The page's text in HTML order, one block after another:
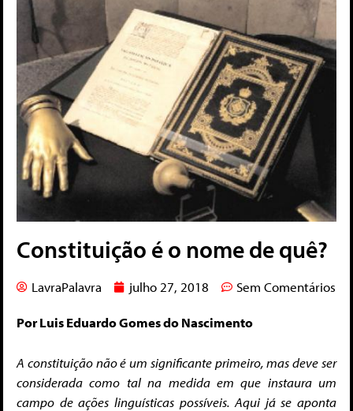
Constituição é o nome de quê?
LavraPalavra julho 27, 2018 Sem Comentários
Por Luis Eduardo Gomes do Nascimento
A constituição não é um significante primeiro, mas deve ser
considerada como tal na medida em que instaura um
campo de ações linguísticas possíveis. Aqui já se aponta